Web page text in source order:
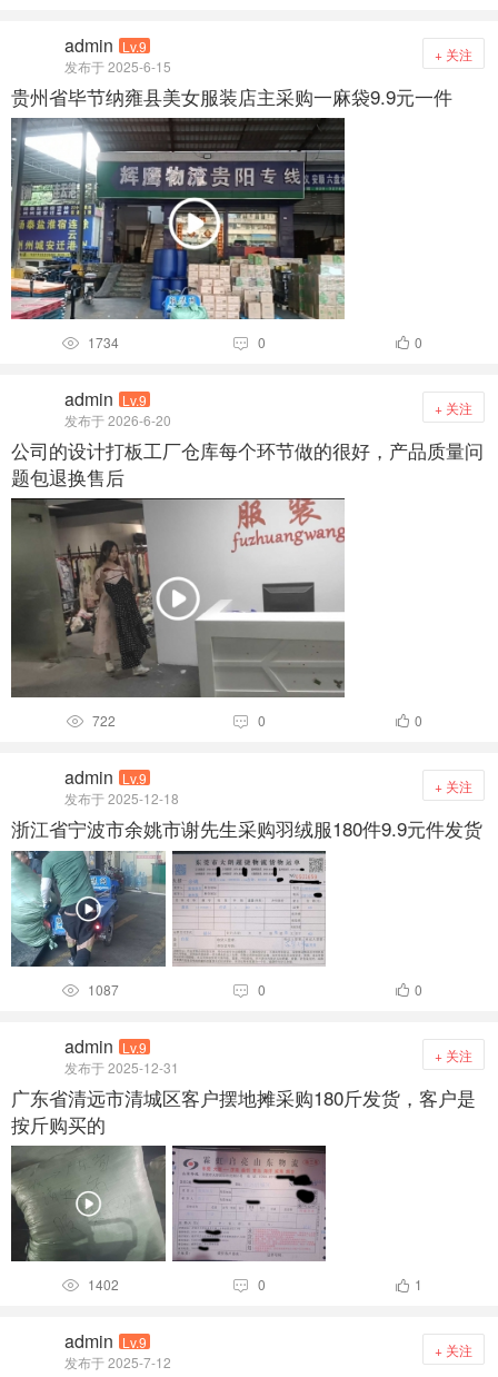
admin Lv.9
发布于 2025-6-15
+ 关注
贵州省毕节纳雍县美女服装店主采购一麻袋9.9元一件
 1734  0  0
admin Lv.9
发布于 2026-6-20
+ 关注
公司的设计打板工厂仓库每个环节做的很好，产品质量问
题包退换售后
 722  0  0
admin Lv.9
发布于 2025-12-18
+ 关注
浙江省宁波市余姚市谢先生采购羽绒服180件9.9元件发货
 1087  0  0
admin Lv.9
发布于 2025-12-31
+ 关注
广东省清远市清城区客户摆地摊采购180斤发货，客户是
按斤购买的
 1402  0  1
admin Lv.9
发布于 2025-7-12
+ 关注